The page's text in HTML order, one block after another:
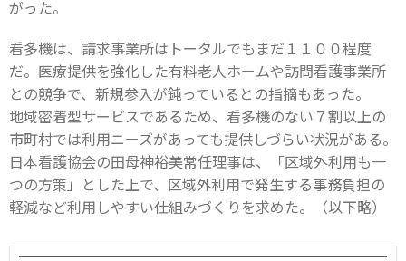
がった。
看多機は、請求事業所はトータルでもまだ１１００程度
だ。医療提供を強化した有料老人ホームや訪問看護事業所
との競争で、新規参入が鈍っているとの指摘もあった。
地域密着型サービスであるため、看多機のない７割以上の
市町村では利用ニーズがあっても提供しづらい状況がある。
日本看護協会の田母神裕美常任理事は、「区域外利用も一
つの方策」とした上で、区域外利用で発生する事務負担の
軽減など利用しやすい仕組みづくりを求めた。（以下略）